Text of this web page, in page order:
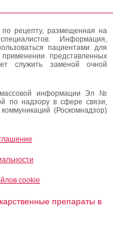
рецепту, размещенная на
Информация,
пациентами для
представленных
служить заменой очной
массовой информации Эл №
по надзору в сфере связи,
(Роскомнадзор)
cookie
препараты в